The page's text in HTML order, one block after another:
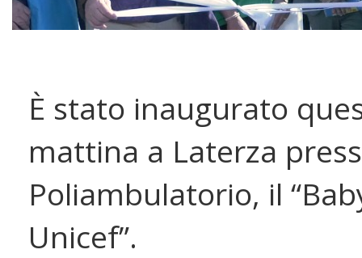
È stato inaugurato
mattina a Laterza
Poliambulatorio, il
Unicef”.